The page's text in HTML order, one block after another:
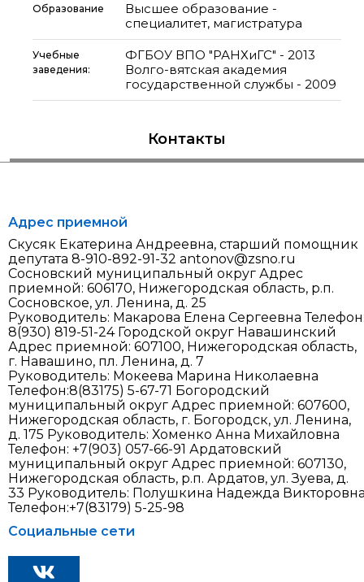
Образование
Высшее образование -
специалитет, магистратура
Учебные
заведения:
ФГБОУ ВПО "РАНХиГС" - 2013
Волго-вятская академия
государственной службы - 2009
Контакты
Адрес приемной
Скусяк Екатерина Андреевна, старший помощник
депутата 8-910-892-91-32 antonov@zsno.ru
Сосновский муниципальный округ Адрес
приемной: 606170, Нижегородская область, р.п.
Сосновское, ул. Ленина, д. 25
Руководитель: Макарова Елена Сергеевна
8(930) 819-51-24 Городской округ Навашинский
Адрес приемной: 607100, Нижегородская область,
г. Навашино, пл. Ленина, д. 7
Руководитель: Мокеева Марина Николаевна
Телефон:8(83175) 5-67-71 Богородский
муниципальный округ Адрес приемной: 607600,
Нижегородская область, г. Богородск, ул. Ленина,
д. 175 Руководитель: Хоменко Анна Михайловна
Телефон: +7(903) 057-66-91 Ардатовский
муниципальный округ Адрес приемной: 607130,
Нижегородская область, р.п. Ардатов, ул. Зуева, д.
33 Руководитель: Полушкина Надежда
Телефон:+7(83179) 5-25-98
Социальные сети